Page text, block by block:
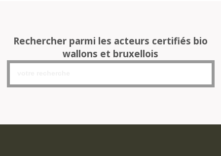
Rechercher parmi les acteurs certifiés bio
wallons et bruxellois